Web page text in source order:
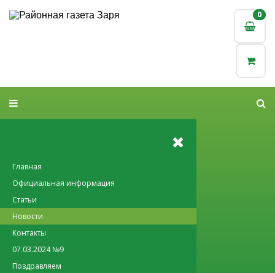
0
0
Главная
Официальная информация
Статьи
Новости
Контакты
07.03.2024 №9
Поздравляем